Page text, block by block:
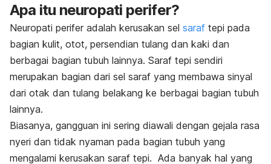
Apa itu neuropati perifer?
Neuropati perifer adalah kerusakan sel saraf tepi pada
bagian kulit, otot, persendian tulang dan kaki dan
berbagai bagian tubuh lainnya. Saraf tepi sendiri
merupakan bagian dari sel saraf yang membawa sinyal
dari otak dan tulang belakang ke berbagai bagian tubuh
lainnya.
Biasanya, gangguan ini sering diawali dengan gejala rasa
nyeri dan tidak nyaman pada bagian tubuh yang
mengalami kerusakan saraf tepi. Ada banyak hal yang